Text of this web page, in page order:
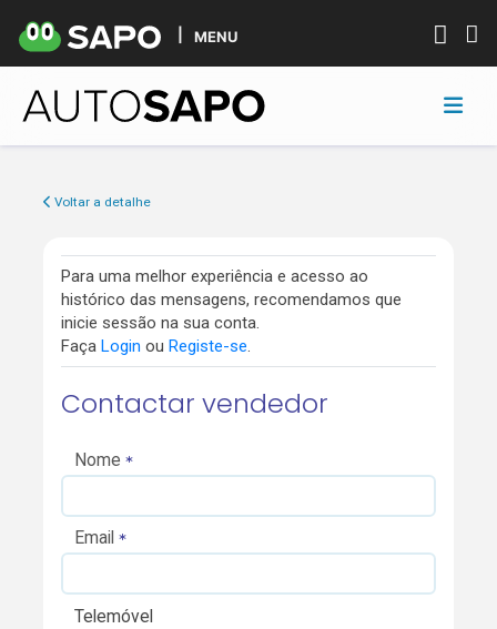
MENU
Voltar a detalhe
Para uma melhor experiência e acesso ao
histórico das mensagens, recomendamos que
inicie sessão na sua conta.
Faça Login ou Registe-se.
Contactar vendedor
Nome
Email
Telemóvel